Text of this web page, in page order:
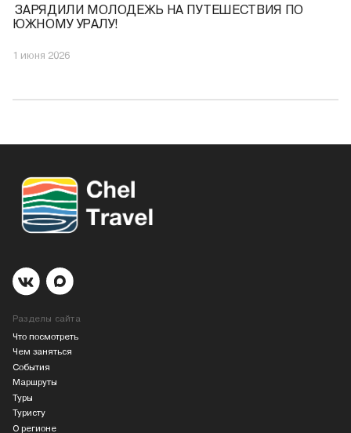
️ ЗАРЯДИЛИ МОЛОДЕЖЬ НА ПУТЕШЕСТВИЯ ПО
ЮЖНОМУ УРАЛУ!
1 июня 2026
Разделы сайта
Что посмотреть
Чем заняться
События
Маршруты
Туры
Туристу
О регионе